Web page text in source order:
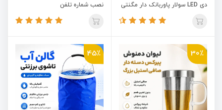
دی LED سولار پاوربانک دار مگنتی
قلابدار آفتابی/مهتابی Inko YCL-
نصب شماره تلفن
30٪ 45٪